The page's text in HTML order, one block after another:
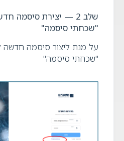
שלב 2 — יצירת סיסמה
"שכחתי סיסמה"
על מנת ליצור סיסמה חדשה
"שכחתי סיסמה"